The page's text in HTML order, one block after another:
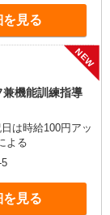
を見る
NEW
機能訓練指導
よる
を見る